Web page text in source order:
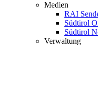
Medien
RAI
Südtirol
Südtirol
Verwaltung